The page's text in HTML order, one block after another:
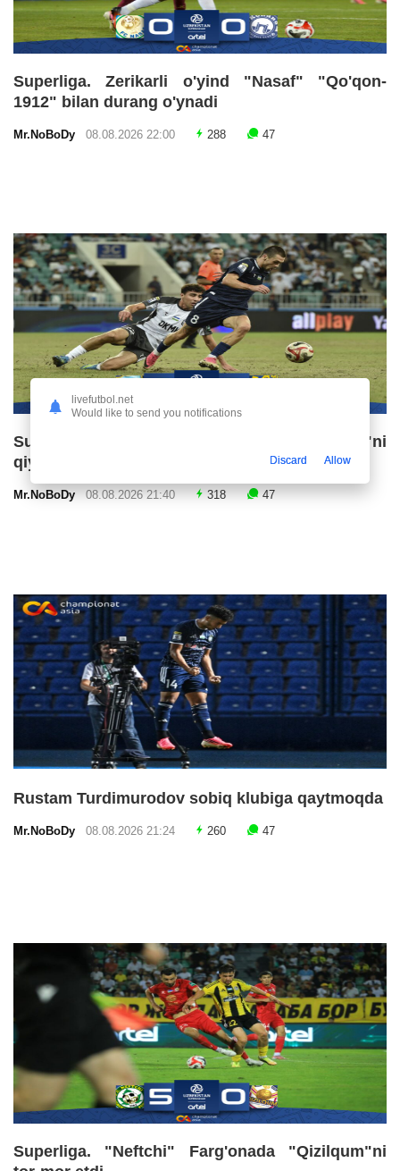
Superliga. Zerikarli o'yind "Nasaf" "Qo'qon-
1912" bilan durang o'ynadi
Mr.NoBoDy 08.08.2026 22:00 288 47
Superliga. OKMK safarda "Bunyodkor"ni
qiyinchilik bilan mag'lub etdi
Mr.NoBoDy 08.08.2026 21:40 318 47
Rustam Turdimurodov sobiq klubiga qaytmoqda
Mr.NoBoDy 08.08.2026 21:24 260 47
Superliga. "Neftchi" Farg'onada "Qizilqum"ni
livefutbol.net
Would like to send you notifications
Discard Allow